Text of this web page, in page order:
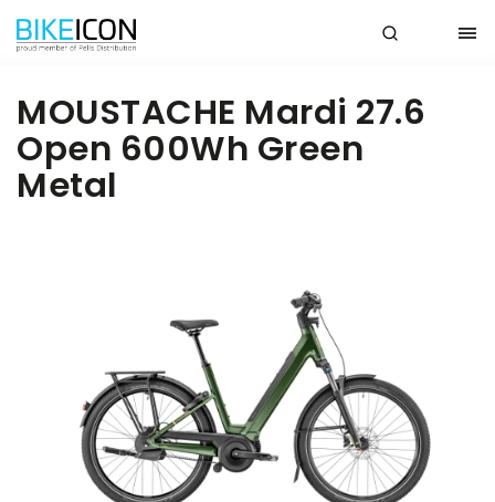
MOUSTACHE Mardi 27.6
Open 600Wh Green
Metal